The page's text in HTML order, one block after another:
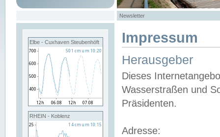
Newsletter
Elbe - Cuxhaven Steubenhöft
RHEIN - Koblenz
Impressum
Herausgeber
Dieses
Wasserstraßen und
Präsidenten.
Adresse: